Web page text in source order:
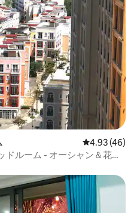
レビュー46
4.93 (46)
ドルーム - オーシャン＆花火
。